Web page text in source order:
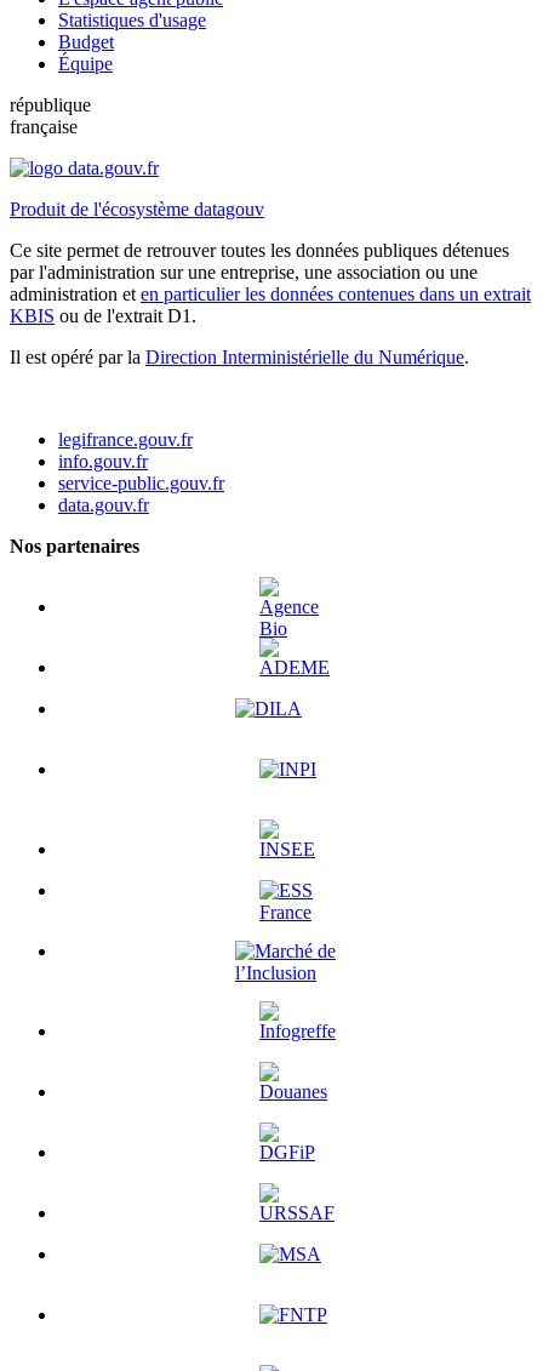
Statistiques d'usage
Budget
Équipe
république
française
Produit de l'écosystème datagouv
Ce site permet de retrouver toutes les données publiques détenues
par l'administration sur une entreprise, une association ou une
administration et en particulier les données contenues dans un extrait
KBIS ou de l'extrait D1.
Il est opéré par la Direction Interministérielle du Numérique.
legifrance.gouv.fr
info.gouv.fr
service-public.gouv.fr
data.gouv.fr
Nos partenaires